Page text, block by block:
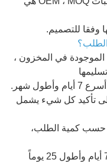
الموجودة في المخزون ،
شهر.
إلى تأكيد كل شيء يشمل
5 إلى 21 يوم عمل حسب كمية الطلب،
وأخيراً، التعبئة في يوم واحد، لذا أسرع 7 أيام وأطول 25 يوماً